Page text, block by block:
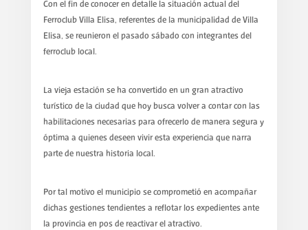
Con el fin de conocer en detalle la situación actual del
Ferroclub Villa Elisa, referentes de la municipalidad de Villa
Elisa, se reunieron el pasado sábado con integrantes del
ferroclub local.
La vieja estación se ha convertido en un gran atractivo
turístico de la ciudad que hoy busca volver a contar con las
habilitaciones necesarias para ofrecerlo de manera segura y
óptima a quienes deseen vivir esta experiencia que narra
parte de nuestra historia local.
Por tal motivo el municipio se comprometió en acompañar
dichas gestiones tendientes a reflotar los expedientes ante
la provincia en pos de reactivar el atractivo.